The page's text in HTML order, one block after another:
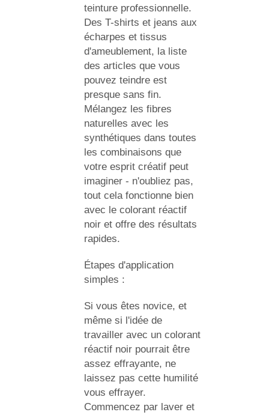
teinture professionnelle.
Des T-shirts et jeans aux
écharpes et tissus
d'ameublement, la liste
des articles que vous
pouvez teindre est
presque sans fin.
Mélangez les fibres
naturelles avec les
synthétiques dans toutes
les combinaisons que
votre esprit créatif peut
imaginer - n'oubliez pas,
tout cela fonctionne bien
avec le colorant réactif
noir et offre des résultats
rapides.
Étapes d'application
simples :
Si vous êtes novice, et
même si l'idée de
travailler avec un colorant
réactif noir pourrait être
assez effrayante, ne
laissez pas cette humilité
vous effrayer.
Commencez par laver et